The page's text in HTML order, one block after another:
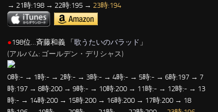
→ 21時:198 → 22時:195 → 23時:194
●198位…斉藤和義 「歌うたいのバラッド 」
(アルバム: ゴールデン・デリシャス)
0時:- → 1時:- → 2時:- → 3時:- → 4時:- → 5時:- → 6時:197 → 7
時:197 → 8時:200 → 9時:- → 10時:200 → 11時:- → 12時:- → 13
時:- → 14時:200 → 15時:200 → 16時:200 → 17時:200 → 18